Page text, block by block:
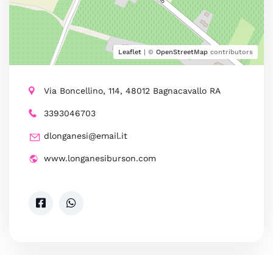
Leaflet | © OpenStreetMap contributors
Via Boncellino, 114, 48012 Bagnacavallo RA
3393046703
dlonganesi@email.it
www.longanesiburson.com